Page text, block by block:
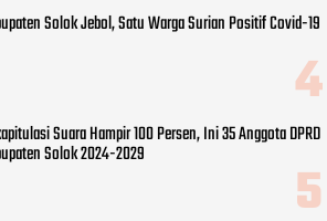
Solok Jebol, Satu Warga Surian Positif Covid-19
Suara Hampir 100 Persen, Ini 35 Anggota DPRD
Solok 2024-2029